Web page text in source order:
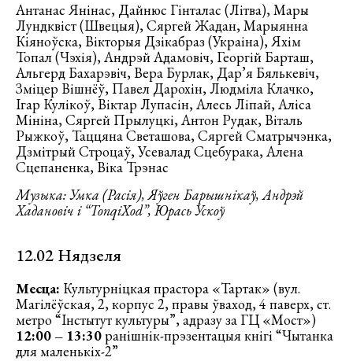
Антанас Янінас, Дайнюс Гінталас (Літва), Мары
Лундквіст (Швецыя), Сяргей Жадан, Марыянна
Кіяноўска, Вікторыя Дзікабраз (Украіна), Яхім
Топал (Чэхія), Андрэй Адамовіч, Георгій Барташ,
Альгерд Бахарэвіч, Вера Бурлак, Дар’я Бялькевіч,
Зміцер Вішнёў, Павел Дарохін, Людміла Клачко,
Ігар Кулікоў, Віктар Лупасін, Алесь Ліпай, Аліса
Мініна, Сяргей Прылуцкі, Антон Рудак, Віталь
Рыжкоў, Таццяна Светашова, Сяргей Сматрычэнка,
Дзмітрый Строцаў, Усевалад Сцебурака, Алена
Сцепаненка, Віка Трэнас
Музыка: Умка (Расія), Яўген Барышнікаў, Андрэй
Хадановіч і “TonqiXod”, Юрась Ускоў
12.02 Нядзеля
Месца: Культурніцкая прастора «Тартак» (вул.
Магілёўская, 2, корпус 2, правы ўваход, 4 паверх, ст.
метро “Інстытут культуры”, адразу за ГЦ «Мост»)
12:00 – 13:30ранішнік-прэзентацыя кнігі “Чытанка
для маленькіх-2”